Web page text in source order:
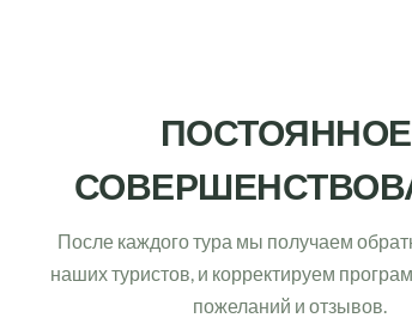
ПОСТОЯННОЕ
После каждого тура мы получаем
наших туристов, и корректируем
пожеланий и отзывов.